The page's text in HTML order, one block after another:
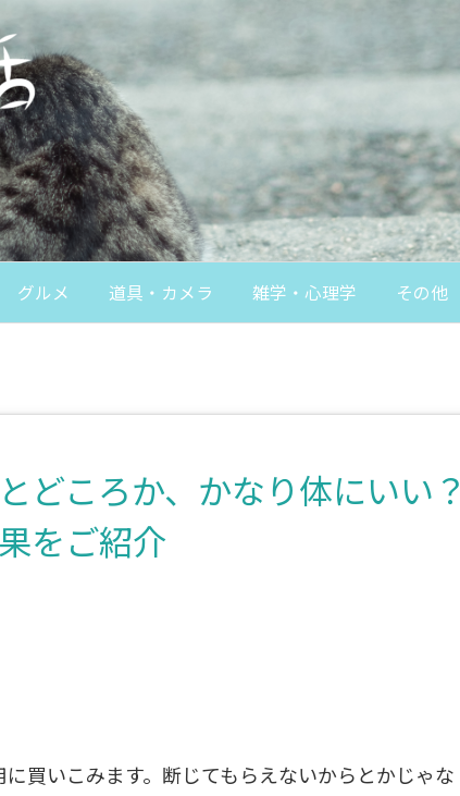
グルメ 道具・カメラ 雑学・心理学 その他
どころか、かなり体にいい？
をご紹介
買いこみます。断じてもらえないからとかじゃな